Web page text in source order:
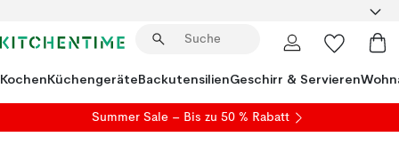
KochenKüchengeräteBackutensilienGeschirr & Servieren
Summer Sale – Bis zu 50 % Rabatt